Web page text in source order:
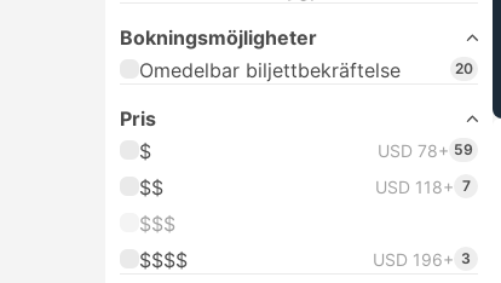
Bokningsmöjligheter
Omedelbar biljettbekräftelse
20
Pris
$
USD 78+ 59
$$ USD 118+ 7
$$$
$$$$
USD 196+ 3